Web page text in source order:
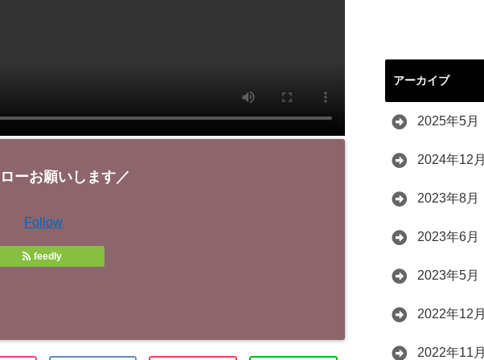
ーお願いします／
Follow
feedly
アーカイブ
2025年5月
2024年12月
2023年8月
2023年6月
2023年5月
2022年12月
2022年11月